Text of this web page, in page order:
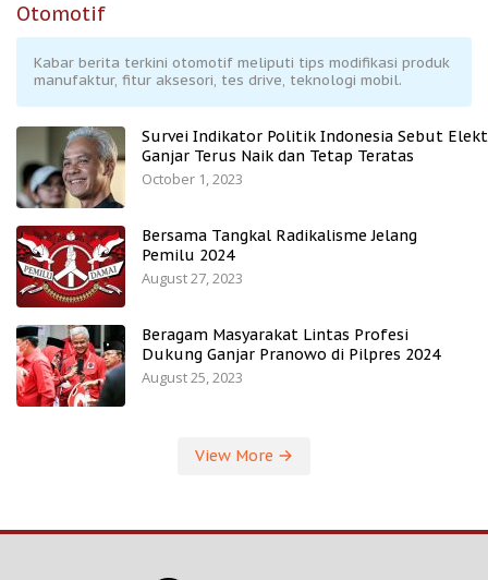
Otomotif
Kabar berita terkini otomotif meliputi tips modifikasi produk
manufaktur, fitur aksesori, tes drive, teknologi mobil.
Survei Indikator Politik Indonesia Sebut
Ganjar Terus Naik dan Tetap Teratas
October 1, 2023
Bersama Tangkal Radikalisme Jelang
Pemilu 2024
August 27, 2023
Beragam Masyarakat Lintas Profesi
Dukung Ganjar Pranowo di Pilpres 2024
August 25, 2023
View More